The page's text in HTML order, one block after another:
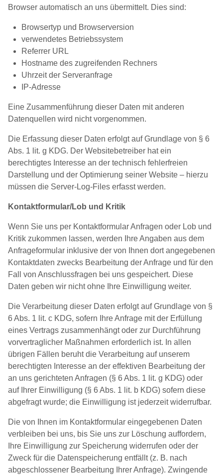
Browser automatisch an uns übermittelt. Dies sind:
Browsertyp und Browserversion
verwendetes Betriebssystem
Referrer URL
Hostname des zugreifenden Rechners
Uhrzeit der Serveranfrage
IP-Adresse
Eine Zusammenführung dieser Daten mit anderen
Datenquellen wird nicht vorgenommen.
Die Erfassung dieser Daten erfolgt auf Grundlage von § 6
Abs. 1 lit. g KDG. Der Websitebetreiber hat ein
berechtigtes Interesse an der technisch fehlerfreien
Darstellung und der Optimierung seiner Website – hierzu
müssen die Server-Log-Files erfasst werden.
Kontaktformular/Lob und Kritik
Wenn Sie uns per Kontaktformular Anfragen oder Lob und
Kritik zukommen lassen, werden Ihre Angaben aus dem
Anfrageformular inklusive der von Ihnen dort angegebenen
Kontaktdaten zwecks Bearbeitung der Anfrage und für den
Fall von Anschlussfragen bei uns gespeichert. Diese
Daten geben wir nicht ohne Ihre Einwilligung weiter.
Die Verarbeitung dieser Daten erfolgt auf Grundlage von §
6 Abs. 1 lit. c KDG, sofern Ihre Anfrage mit der Erfüllung
eines Vertrags zusammenhängt oder zur Durchführung
vorvertraglicher Maßnahmen erforderlich ist. In allen
übrigen Fällen beruht die Verarbeitung auf unserem
berechtigten Interesse an der effektiven Bearbeitung der
an uns gerichteten Anfragen (§ 6 Abs. 1 lit. g KDG) oder
auf Ihrer Einwilligung (§ 6 Abs. 1 lit. b KDG) sofern diese
abgefragt wurde; die Einwilligung ist jederzeit widerrufbar.
Die von Ihnen im Kontaktformular eingegebenen Daten
verbleiben bei uns, bis Sie uns zur Löschung auffordern,
Ihre Einwilligung zur Speicherung widerrufen oder der
Zweck für die Datenspeicherung entfällt (z. B. nach
abgeschlossener Bearbeitung Ihrer Anfrage). Zwingende